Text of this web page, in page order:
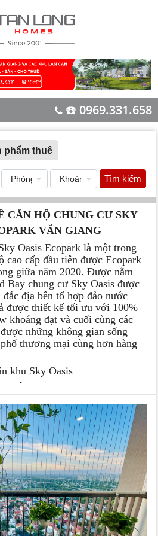
☎️ 0969.331.658
phẩm thuê
Tìm kiếm
CĂN HỘ CHUNG CƯ SKY
VĂN GIANG
Oasis Ecopark là một trong
cao cấp đầu tiên được Ecopark
giữa năm 2020. Được nằm
Bay chung cư Sky Oasis được
địa bên tổ hợp đảo nước
được thiết kế tối ưu với 100%
khoáng đạt và cuối cùng các
những không gian sống
thương mại cùng hơn hàng
phân khu Sky Oasis
CHUNG CƯ SKY OASIS
Sky Oasis Ecopark
thừa hưởng vị trí đẳng cấp
với hệ thống giao thông thuận
chi tiết của dự án như sau:
biệt thự đảo – các dòng
cấp nhất Ecopark
khu Nguyệt Quế, Park